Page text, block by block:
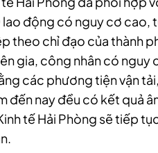
động có nguy cơ cao,
theo chỉ đạo của thành
gia, công nhân có nguy
các phương tiện vận
đến nay đều có kết quả
tế Hải Phòng sẽ tiếp